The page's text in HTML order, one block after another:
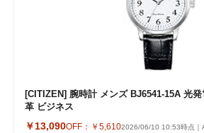
[CITIZEN] 腕時計 メンズ BJ6541-15A 光
革 ビジネス
￥13,090OFF： ￥5,6102026/06/10 10:53時点｜